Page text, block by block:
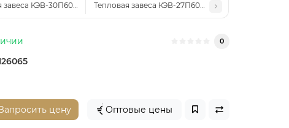
завеса КЭВ-30П6048E нерж.Тепловая завеса КЭВ-27П6049E нерж.
0
цену Оптовые цены